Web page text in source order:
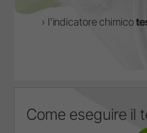
› l'indicatore chimico
Come eseguire il